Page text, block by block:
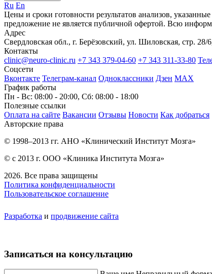
Ru En
Цены и сроки готовности результатов анализов,
предложение не является публичной офертой. Всю
Адрес
Свердловская обл., г. Берёзовский, ул. Шиловская, стр. 28/
Контакты
clinic@neuro-clinic.ru +7 343 379-04-60 +7 343 311-33-80
Соцсети
Вконтакте Телеграм-канал Одноклассники Дзен МАХ
График работы
Пн - Вс: 08:00 - 20:00, Сб: 08:00 - 18:00
Полезные ссылки
Оплата на сайте Вакансии Отзывы Новости Как добраться
Авторские права
© 1998–2013 гг. АНО «Клинический Институт Мозга»
© с 2013 г. ООО «Клиника Института Мозга»
2026. Все права защищены
Политика конфиденциальности
Пользовательское соглашение
Разработка и продвижение сайта
Записаться на консультацию